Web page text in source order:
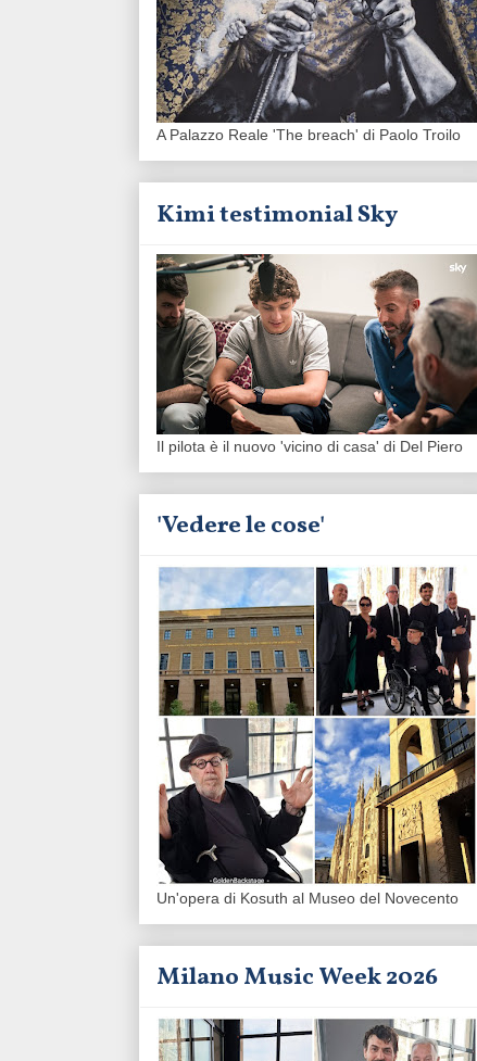
A Palazzo Reale 'The breach' di Paolo Troilo
Kimi testimonial Sky
Il pilota è il nuovo 'vicino di casa' di Del Piero
'Vedere le cose'
Un'opera di Kosuth al Museo del Novecento
Milano Music Week 2026